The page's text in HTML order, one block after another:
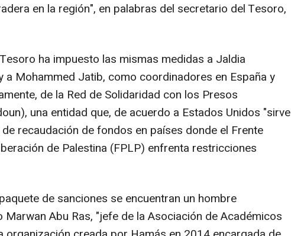
en la región", en palabras del secretario del Tesoro,
ha impuesto las mismas medidas a Jaldia
a Mohammed Jatib, como coordinadores en España y
de la Red de Solidaridad con los Presos
una entidad que, de acuerdo a Estados Unidos "sirve
recaudación de fondos en países donde el Frente
de Palestina (FPLP) enfrenta restricciones
de sanciones se encuentran un hombre
Abu Ras, "jefe de la Asociación de Académicos